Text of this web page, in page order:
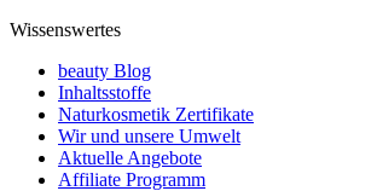
Wissenswertes
beauty Blog
Inhaltsstoffe
Naturkosmetik Zertifikate
Wir und unsere Umwelt
Aktuelle Angebote
Affiliate Programm